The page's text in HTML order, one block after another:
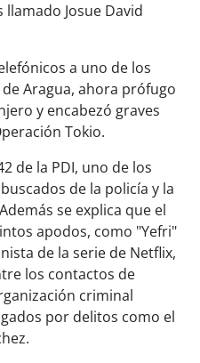
Josue David
a uno de los
Aragua, ahora prófugo
y encabezó graves
Tokio.
de la PDI, uno de los
de la policía y la
se explica que el
apodos, como "Yefri"
de la serie de Netflix,
los contactos de
criminal
por delitos como el